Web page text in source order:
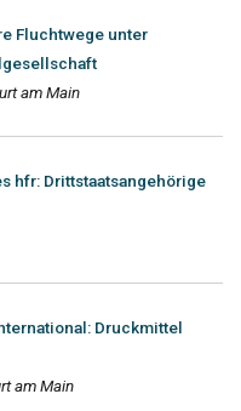
Fluchtwege unter
am Main
hfr: Drittstaatsangehörige
Druckmittel
am Main